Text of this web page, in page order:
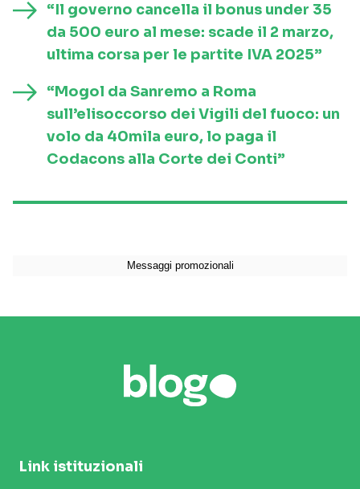
“Il governo cancella il bonus under 35
da 500 euro al mese: scade il 2 marzo,
ultima corsa per le partite IVA 2025”
“Mogol da Sanremo a Roma
sull’elisoccorso dei Vigili del fuoco: un
volo da 40mila euro, lo paga il
Codacons alla Corte dei Conti”
Link istituzionali